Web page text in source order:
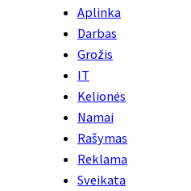
Aplinka
Darbas
Grožis
IT
Kelionės
Namai
Rašymas
Reklama
Sveikata